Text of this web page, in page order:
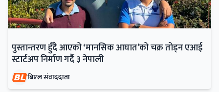
पुस्तान्तरण हुँदै आएको ‘मानसिक आघात’को चक्र तोड्न एआई
स्टार्टअप निर्माण गर्दै ३ नेपाली
बिएल संवाददाता